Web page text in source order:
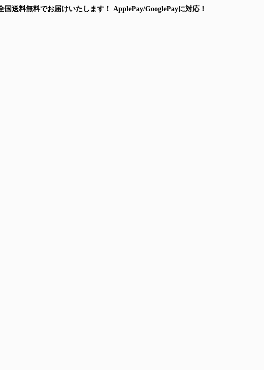
国送料無料でお届けいたします！ ApplePay/GooglePayに対応！